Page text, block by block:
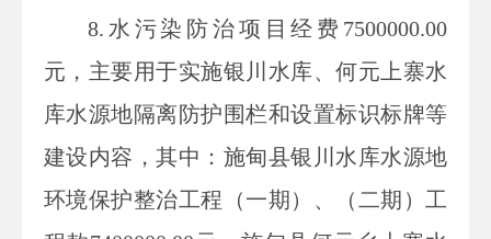
8.水污染防治项目经费7500000.00
元，主要用于实施银川水库、何元上寨水
库水源地隔离防护围栏和设置标识标牌等
建设内容，其中：施甸县银川水库水源地
环境保护整治工程（一期）、（二期）工